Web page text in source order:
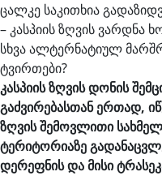
ცალკე საკითხია
– კასპიის ზღვის ვარდნა
სხვა ალტერნატიულ
ტვირთები?
კასპიისზღვისდონის
გაძვირებასთანერთად,
ზღვისშემოვლითი
ტერიტორიაზე
დერეფნისდამისი